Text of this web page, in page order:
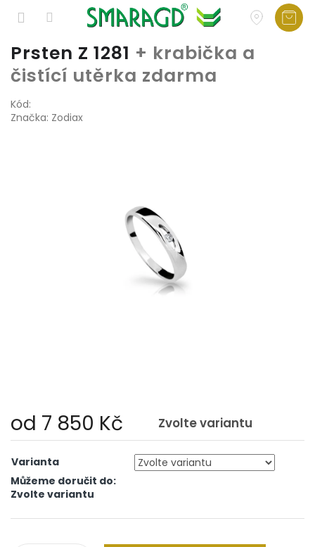
Přejít
obsah
Prsten Z 1281 + krabička a
čistící utěrka zdarma
Kód:
Značka: Zodiax
od 7 850 Kč Zvolte variantu
cena:
Varianta
Můžeme doručit do:
Zvolte variantu